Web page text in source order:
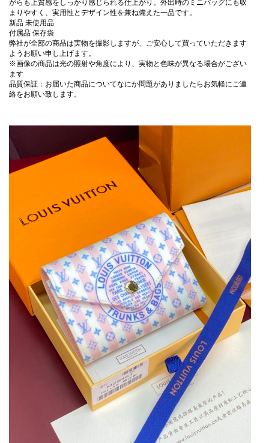
がらも上質感をしっかり感じられる仕上がり。外出時のミニバッグにも収
まりやすく、実用性とデザイン性を兼ね備えた一品です。
新品 未使用品
付属品 保存袋
弊社が全部の商品は実物を撮影しますが、ご安心して買っていただきます
ようお願い申し上げます。
※画像の商品は光の照射や角度により、実物と色味が異なる場合がござい
ます
品質保証：お届いた商品についてなにか問題がありましたらお気軽にご連
絡をお願い致します。